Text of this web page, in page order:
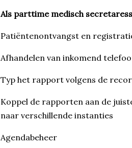
Als parttime medisch
Patiëntenontvangst en
Afhandelen van inkomend
Typ het rapport volgens de
Koppel de rapporten aan de
naar verschillende instanties
Agendabeheer